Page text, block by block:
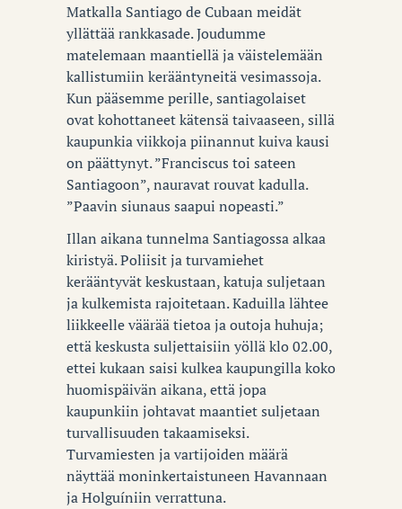
Matkalla Santiago de Cubaan meidät
yllättää rankkasade. Joudumme
matelemaan maantiellä ja väistelemään
kallistumiin kerääntyneitä vesimassoja.
Kun pääsemme perille, santiagolaiset
ovat kohottaneet kätensä taivaaseen, sillä
kaupunkia viikkoja piinannut kuiva kausi
on päättynyt. ”Franciscus toi sateen
Santiagoon”, nauravat rouvat kadulla.
”Paavin siunaus saapui nopeasti.”
Illan aikana tunnelma Santiagossa alkaa
kiristyä. Poliisit ja turvamiehet
kerääntyvät keskustaan, katuja suljetaan
ja kulkemista rajoitetaan. Kaduilla lähtee
liikkeelle väärää tietoa ja outoja huhuja;
että keskusta suljettaisiin yöllä klo 02.00,
ettei kukaan saisi kulkea kaupungilla koko
huomispäivän aikana, että jopa
kaupunkiin johtavat maantiet suljetaan
turvallisuuden takaamiseksi.
Turvamiesten ja vartijoiden määrä
näyttää moninkertaistuneen Havannaan
ja Holguíniin verrattuna.